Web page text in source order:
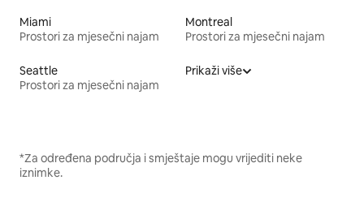
Miami
Prostori za mjesečni najam
Montreal
Prostori za mjesečni najam
Seattle
Prostori za mjesečni najam
Prikaži više
*Za određena područja i smještaje mogu vrijediti neke
iznimke.